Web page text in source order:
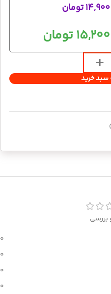
14,900تومان
15,200تومان
سبد خرید
0
0
0
0